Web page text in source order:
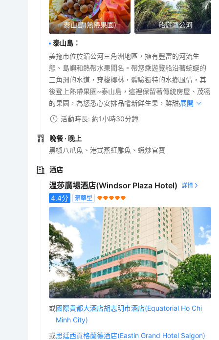
泰山島(熱帶果園) 船遊湄公河
泰山島 ：
美拖市位於湄公河三角洲地區，擁有豐富的河流生
態、島嶼和熱帶水果聞名。帶您乘遊覽船沿著蜿蜒的
三角洲的水道，穿梭椰林，體驗獨特的水鄉風情，其
後登上熱帶果園~泰山島，這裡保留著傳統房屋、茂密
的果園，為您悉心安排品嚐新鮮生果，鮮甜美味。
展開
活動時長: 約1小時30分鐘
晚餐 · 晚上
黑椒八爪魚、港式蒸紅雕魚、蝦炒官寶
酒店
温莎廣場酒店(Windsor Plaza Hotel)
4.4分 豪華型
或國際貴都大酒店胡志明市酒店(Equatorial Ho Chi
Minh City)
或思廷西貢格蘭德酒店(Eastin Grand Hotel Saigon)